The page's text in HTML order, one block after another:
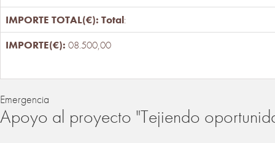
Total:
08.500,00
Emergencia
Apoyo al proyecto "Tejiendo